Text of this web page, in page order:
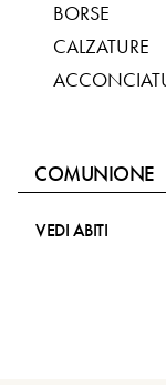
BORSE
CALZATURE
COMUNIONE
VEDI ABITI